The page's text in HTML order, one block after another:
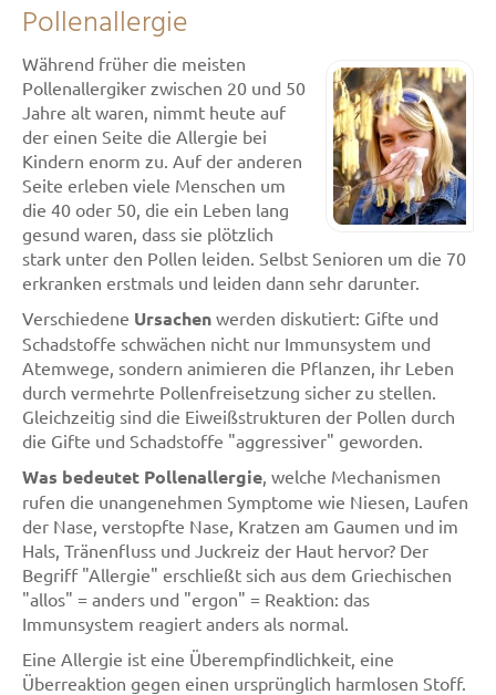
Pollenallergie
Während früher die meisten
Pollenallergiker zwischen 20 und 50
Jahre alt waren, nimmt heute auf
der einen Seite die Allergie bei
Kindern enorm zu. Auf der anderen
Seite erleben viele Menschen um
die 40 oder 50, die ein Leben lang
gesund waren, dass sie plötzlich
stark unter den Pollen leiden. Selbst Senioren um die 70
erkranken erstmals und leiden dann sehr darunter.
Verschiedene Ursachen werden diskutiert: Gifte und
Schadstoffe schwächen nicht nur Immunsystem und
Atemwege, sondern animieren die Pflanzen, ihr Leben
durch vermehrte Pollenfreisetzung sicher zu stellen.
Gleichzeitig sind die Eiweißstrukturen der Pollen durch
die Gifte und Schadstoffe "aggressiver" geworden.
Was bedeutet Pollenallergie, welche Mechanismen
rufen die unangenehmen Symptome wie Niesen, Laufen
der Nase, verstopfte Nase, Kratzen am Gaumen und im
Hals, Tränenfluss und Juckreiz der Haut hervor? Der
Begriff "Allergie" erschließt sich aus dem Griechischen
"allos" = anders und "ergon" = Reaktion: das
Immunsystem reagiert anders als normal.
Eine Allergie ist eine Überempfindlichkeit, eine
Überreaktion gegen einen ursprünglich harmlosen Stoff.